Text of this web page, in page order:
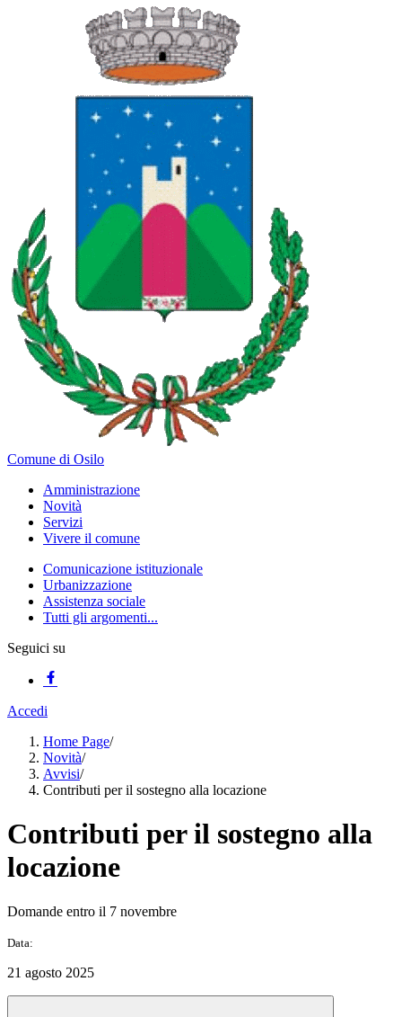
Comune di Osilo
Amministrazione
Novità
Servizi
Vivere il comune
Comunicazione istituzionale
Urbanizzazione
Assistenza sociale
Tutti gli argomenti...
Seguici su
Accedi
Home Page/
Novità/
Avvisi/
Contributi per il sostegno alla locazione
Contributi per il sostegno alla
locazione
Domande entro il 7 novembre
Data:
21 agosto 2025